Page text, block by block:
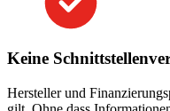
Keine
Hersteller und